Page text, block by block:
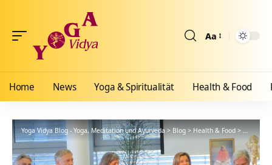
Aa
Home News Yoga & Spiritualität Health & Food
Yoga Vidya Blog - Yoga, Meditation und Ayurveda>Blog>Health & Food>Ayurveda